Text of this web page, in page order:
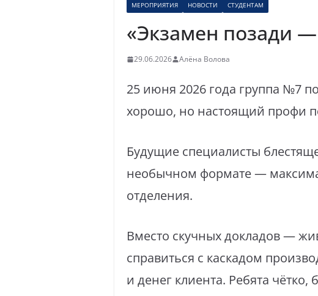
МЕРОПРИЯТИЯ НОВОСТИ СТУДЕНТАМ
«Экзамен позади
29.06.2026 Алёна Волова
25 июня 2026 года группа №7
хорошо, но настоящий профи
Будущие специалисты
необычном формате —
отделения.
Вместо скучных докладов —
справиться с каскадом
и денег клиента. Ребята чётко,